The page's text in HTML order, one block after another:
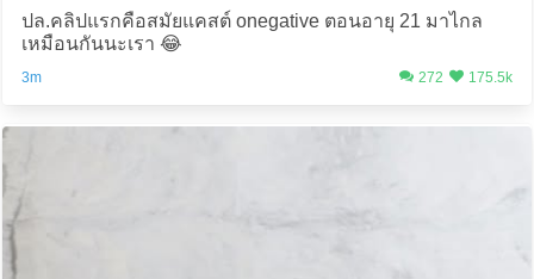
ปล.คลิปแรกคือสมัยแคสต์ onegative ตอนอายุ 21 มาไกล
เหมือนกันนะเรา 😂
3m 272 175.5k